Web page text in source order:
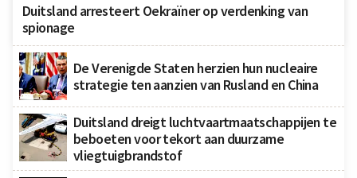
Duitsland arresteert Oekraïner op verdenking van
spionage
De Verenigde Staten herzien hun nucleaire
strategie ten aanzien van Rusland en China
Duitsland dreigt luchtvaartmaatschappijen te
beboeten voor tekort aan duurzame
vliegtuigbrandstof